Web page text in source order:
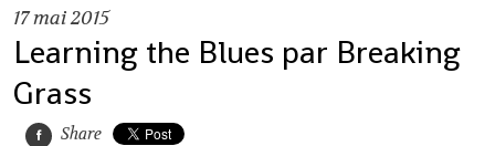
17mai 2015
Learning the Blues par Breaking
Grass
Share